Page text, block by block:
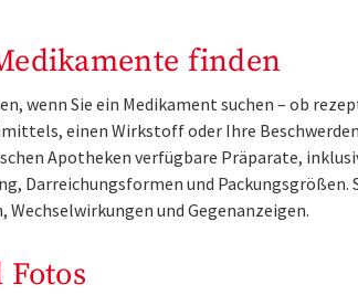
finden
wenn Sie ein Medikament suchen – ob
einen Wirkstoff oder Ihre
Apotheken verfügbare Präparate,
Darreichungsformen und
und Gegenanzeigen.